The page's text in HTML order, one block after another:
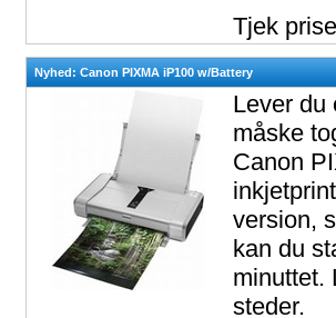
Tjek
Nyhed: Canon PIXMA iP100 w/Battery
Lever du
måske
Canon
version,
kan du
minuttet.
steder.